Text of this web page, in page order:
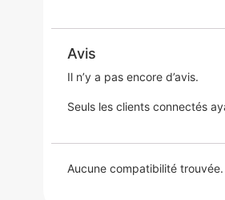
Avis
Il n’y a pas encore d’avis.
Seuls les clients connectés
Aucune compatibilité trouvée.